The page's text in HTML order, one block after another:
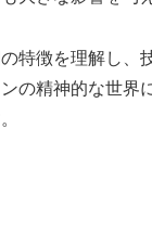
特徴を理解し、
の精神的な世界